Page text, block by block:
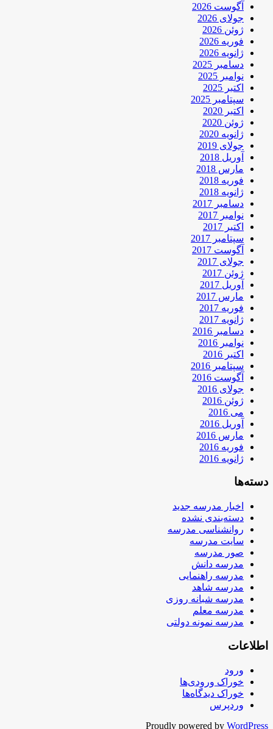
آگوست 2026
جولای 2026
ژوئن 2026
فوریه 2026
ژانویه 2026
دسامبر 2025
نوامبر 2025
اکتبر 2025
سپتامبر 2025
اکتبر 2020
ژوئن 2020
ژانویه 2020
جولای 2019
آوریل 2018
مارس 2018
فوریه 2018
ژانویه 2018
دسامبر 2017
نوامبر 2017
اکتبر 2017
سپتامبر 2017
آگوست 2017
جولای 2017
ژوئن 2017
آوریل 2017
مارس 2017
فوریه 2017
ژانویه 2017
دسامبر 2016
نوامبر 2016
اکتبر 2016
سپتامبر 2016
آگوست 2016
جولای 2016
ژوئن 2016
می 2016
آوریل 2016
مارس 2016
فوریه 2016
ژانویه 2016
دسته‌ها
اخبار مدرسه جدید
دسته‌بندی نشده
روانشناسی مدرسه
سایت مدرسه
صور مدرسه
مدرسه دانش
مدرسه راهنمایی
مدرسه شاهد
مدرسه شبانه روزی
مدرسه معلم
مدرسه نمونه دولتی
اطلاعات
ورود
خوراک ورودی‌ها
خوراک دیدگاه‌ها
وردپرس
Proudly powered by WordPress